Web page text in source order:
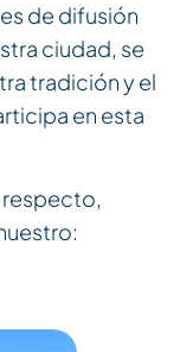
de difusión
ciudad, se
tradición y el
en esta
respecto,